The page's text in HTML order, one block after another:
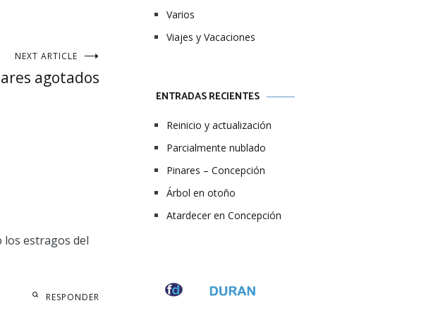
NEXT ARTICLE
agotados
los estragos del
RESPONDER
Varios
Viajes y Vacaciones
ENTRADAS RECIENTES
Reinicio y actualización
Parcialmente nublado
Pinares – Concepción
Árbol en otoño
Atardecer en Concepción